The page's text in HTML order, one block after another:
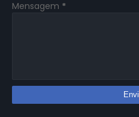
Mensagem *